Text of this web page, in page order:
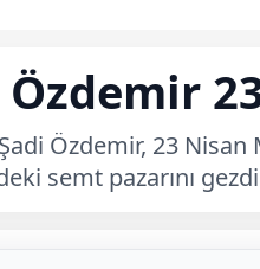
Özdemir, 23
semt pazarını